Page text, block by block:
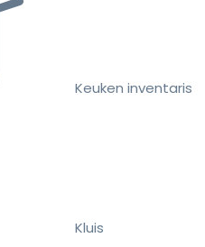
Keuken inventaris
Kluis